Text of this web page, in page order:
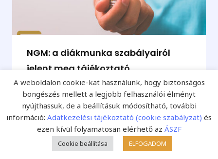
NGM: a diákmunka szabályairól
jelent meg tájékoztató
2024. június 11. (Fejlesztő Pedagógia Online / mti) –
A munkát vállaló diákok helyzete különleges, hiszen
a tapasztalat és...
Fejlesztő Pedagógia
A weboldalon cookie-kat használunk, hogy biztonságos
böngészés mellett a legjobb felhasználói élményt
nyújthassuk, de a beállításuk módosítható, további
információ: Adatkezelési tájékoztató (cookie szabályzat) és
ezen kívül folyamatosan elérhető az ÁSZF
Cookie beállítása ELFOGADOM